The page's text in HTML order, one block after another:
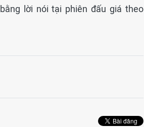
lời nói tại phiên đấu giá theo